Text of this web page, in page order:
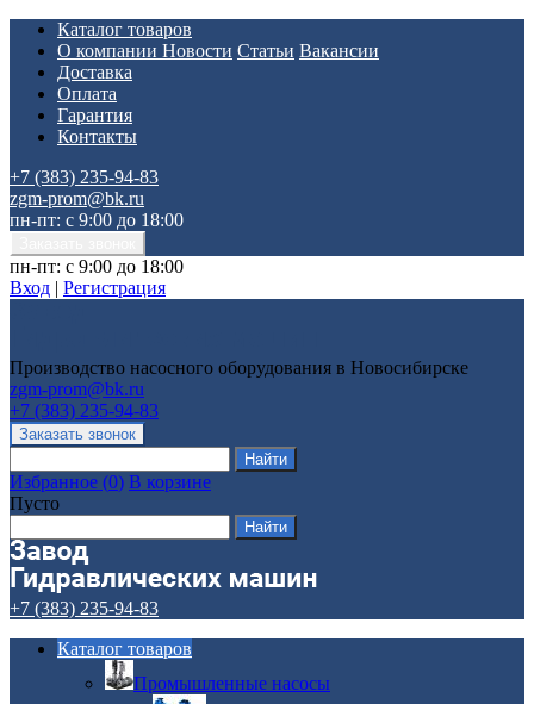
Каталог товаров
О компании Новости Статьи Вакансии
Доставка
Оплата
Гарантия
Контакты
+7 (383) 235-94-83
zgm-prom@bk.ru
пн-пт: с 9:00 до 18:00
пн-пт: с 9:00 до 18:00
Вход | Регистрация
Производство насосного оборудования в Новосибирске
zgm-prom@bk.ru
+7 (383) 235-94-83
Избранное (0) В корзине
Пусто
+7 (383) 235-94-83
Каталог товаров
Промышленные насосы